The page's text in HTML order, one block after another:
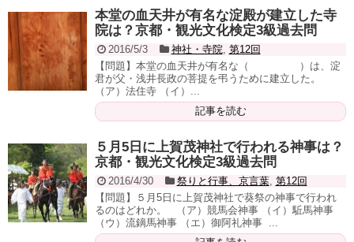
本堂の血天井が有名な淀殿が建立した寺
院は？京都・観光文化検定3級過去問
2016/5/3 神社・寺院, 第12回
【問題】本堂の血天井が有名な（ ）は、淀
君が父・浅井長政の菩提を弔うために建立した。
（ア）法住寺 （イ）...
記事を読む
５月5日に上賀茂神社で行われる神事は？
京都・観光文化検定3級過去問
2016/4/30 祭りと行事、京言葉, 第12回
【問題】５月5日に上賀茂神社で葵祭の神事で行われ
るのはどれか。 （ア）競馬会神事 （イ）駈馬神事
（ウ）流鏑馬神事 （エ）御阿礼神事 ...